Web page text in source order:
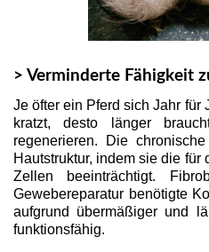
> Verminderte Fähigkeit
Je öfter ein Pferd sich Jahr für
kratzt, desto länger
regenerieren. Die
Hautstruktur, indem sie die
Zellen beeinträchtigt.
Gewebereparatur benötigte
aufgrund übermäßiger und
funktionsfähig.